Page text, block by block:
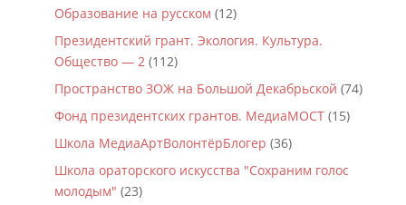
Образование на русском (12)
Президентский грант. Экология. Культура.
Общество — 2(112)
Пространство ЗОЖ на Большой Декабрьской (74)
Фонд президентских грантов. МедиаМОСТ(15)
Школа МедиаАртВолонтёрБлогер (36)
Школа ораторского искусства "Сохраним голос
молодым" (23)